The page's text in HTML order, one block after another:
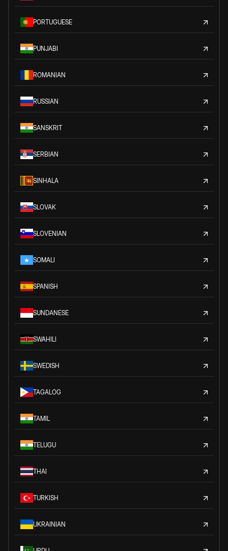
PORTUGUESE
PUNJABI
ROMANIAN
RUSSIAN
SANSKRIT
SERBIAN
SINHALA
SLOVAK
SLOVENIAN
SOMALI
SPANISH
SUNDANESE
SWAHILI
SWEDISH
TAGALOG
TAMIL
TELUGU
THAI
TURKISH
UKRAINIAN